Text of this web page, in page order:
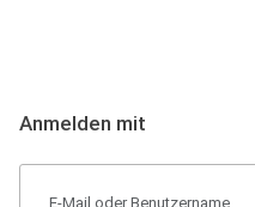
Anmelden mit